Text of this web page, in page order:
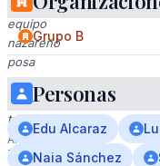
El
equipo
nazareno
posa
tras
el
triunfo.
ANDRÉS
TRONCOSO
Grupo B
Personas
Edu Alcaraz
Naia Sánchez